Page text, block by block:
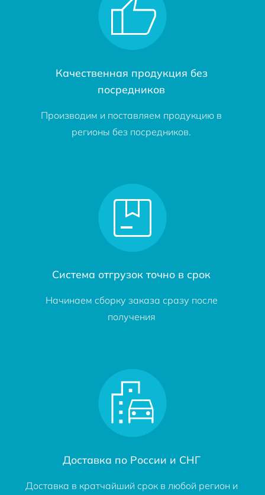
Качественная продукция без
посредников
Производим и поставляем продукцию в
регионы без посредников.
Система отгрузок точно в срок
Начинаем сборку заказа сразу после
получения
Доставка по России и СНГ
Доставка в кратчайший срок в любой регион и